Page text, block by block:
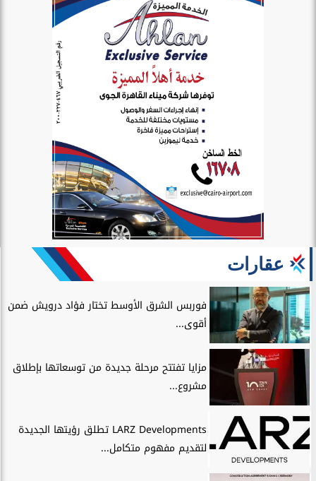
عقارات
فوربس الشرق الأوسط تختار فؤاد درويش ضمن
أقوى...
مزايا تفتتح مرحلة جديدة من توسعاتها بإطلاق
مشروع...
LARZ Developments تطلق رؤيتها الجديدة
لتقديم مفهوم متكامل...